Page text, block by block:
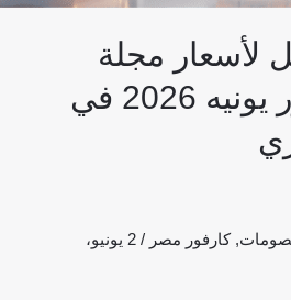
لأسعار مجلة
عروض كارفور يونيه 2026 في
,كارفور مصر /
2 يونيو،